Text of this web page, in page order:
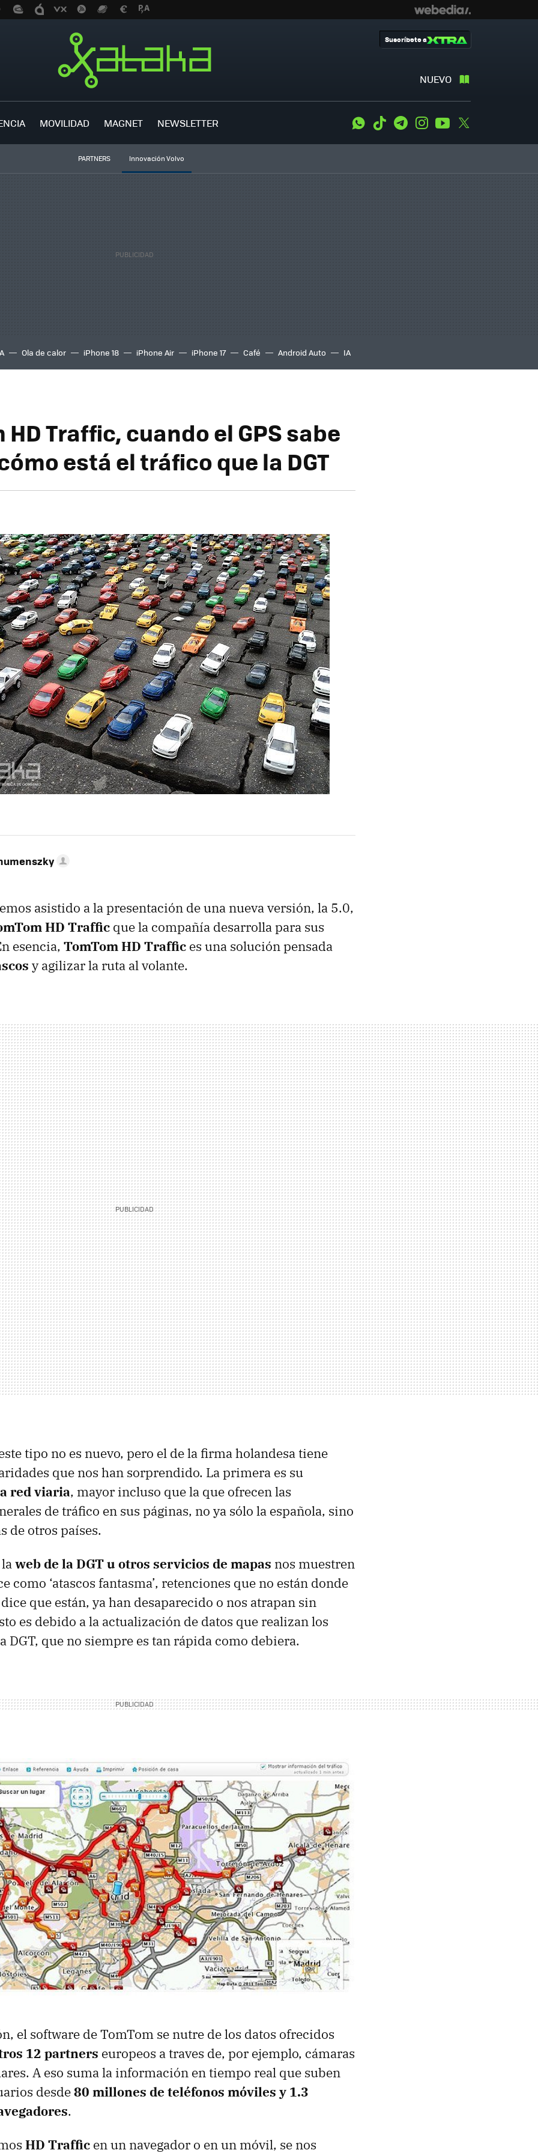
NUEVO
Suscríbete a
MOVILIDAD MAGNET NEWSLETTER WhatsApp
Tiktok TelegramInstagramYoutube
PARTNERS Innovación Volvo
Ola de calor iPhone 18 iPhone Air iPhone 17 Café Android Auto IA
HD Traffic, cuando el GPS sabe
está el tráfico que la DGT
asistido a la presentación de una nueva versión, la 5.0,
HD Traffic que la compañía desarrolla para sus
esencia, TomTom HD Traffic es una solución pensada
y agilizar la ruta al volante.
tipo no es nuevo, pero el de la firma holandesa tiene
que nos han sorprendido. La primera es su
red viaria, mayor incluso que la que ofrecen las
de tráfico en sus páginas, no ya sólo la española, sino
de otros países.
web de la DGTu otros servicios de mapas nos muestren
como ‘atascos fantasma’, retenciones que no están donde
que están, ya han desaparecido o nos atrapan sin
es debido a la actualización de datos que realizan los
DGT, que no siempre es tan rápida como debiera.
el software de TomTom se nutre de los datos ofrecidos
12 partners europeos a traves de, por ejemplo, cámaras
A eso suma la información en tiempo real que suben
desde80 millones de teléfonos móviles y 1.3
.
HD Traffic en un navegador o en un móvil, se nos